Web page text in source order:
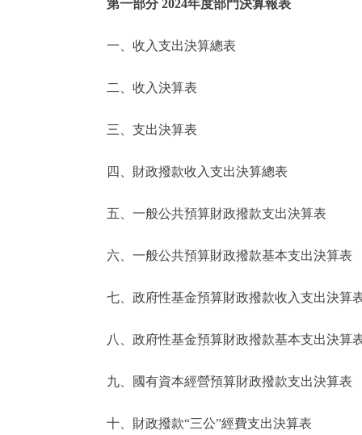
便民服務
仲介服務
政民互動
12345網上接訴即辦
參與調查
走進北京
第一部分 2024年度部門決算報表
一、收入支出決算總表
二、收入決算表
三、支出決算表
四、財政撥款收入支出決算總表
五、一般公共預算財政撥款支出決算表
六、一般公共預算財政撥款基本支出決算表
七、政府性基金預算財政撥款收入支出決算
八、政府性基金預算財政撥款基本支出決算
九、國有資本經營預算財政撥款支出決算表
十、財政撥款“三公”經費支出決算表